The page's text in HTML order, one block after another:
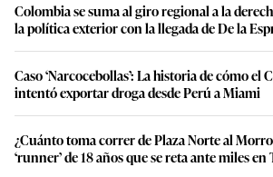
Colombia se suma al giro regional a la
la política exterior con la llegada de De la
Caso ‘Narcocebollas’: La historia de cómo el
intentó exportar droga desde Perú a Miami
¿Cuánto toma correr de Plaza Norte al
‘runner’ de 18 años que se reta ante miles en